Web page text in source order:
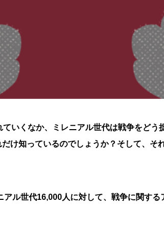
いくなか、ミレニアル世代は戦争をど
け知っているのでしょうか？そして、そ
ル世代16,000人に対して、戦争に関する